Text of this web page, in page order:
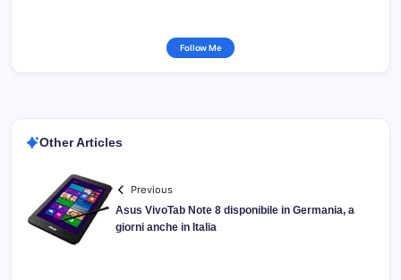
Follow Me
Other Articles
Previous
Asus VivoTab Note 8 disponibile in Germania, a
giorni anche in Italia